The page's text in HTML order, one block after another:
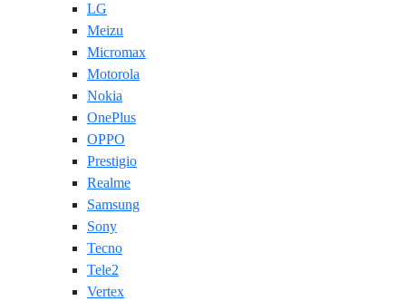
LG
Meizu
Micromax
Motorola
Nokia
OnePlus
OPPO
Prestigio
Realme
Samsung
Sony
Tecno
Tele2
Vertex